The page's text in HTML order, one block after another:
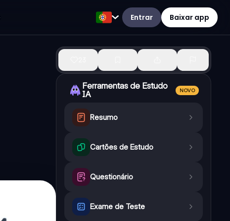
Entrar Baixar app
Ferramentas de Estudo
IA
NOVO
Resumo
Cartões de Estudo
Questionário
Exame de Teste